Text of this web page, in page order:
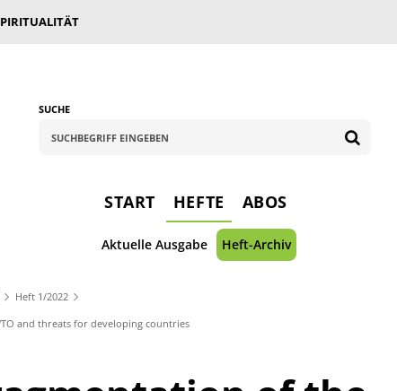
SUCHE
START HEFTE ABOS
Aktuelle Ausgabe Heft-Archiv
Heft 1/2022
and threats for developing countries